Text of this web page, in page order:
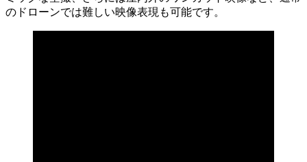
のドローンでは難しい映像表現も可能です。